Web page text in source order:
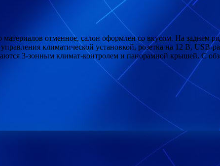
отменное, салон оформлен со вкусом. На заднем
климатической установкой, розетка на 12 В, USB-
3-зонным климат-контролем и панорамной крышей. С